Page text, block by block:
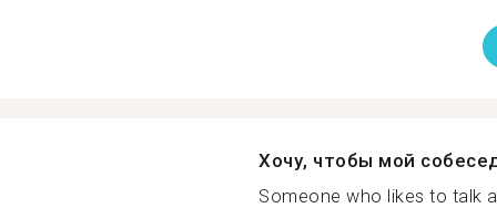
Хочу, чтобы мой
Someone who likes to talk